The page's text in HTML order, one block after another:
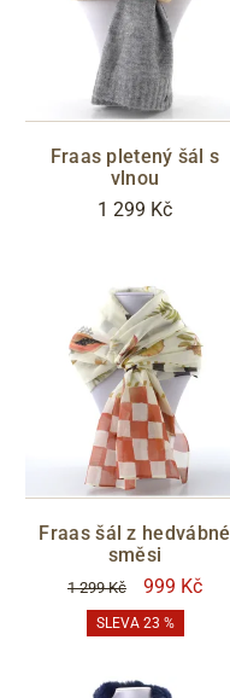
Fraas pletený šál s
vlnou
1 299 Kč
Fraas šál z hedvábné
směsi
1 299 Kč 999 Kč
SLEVA 23 %